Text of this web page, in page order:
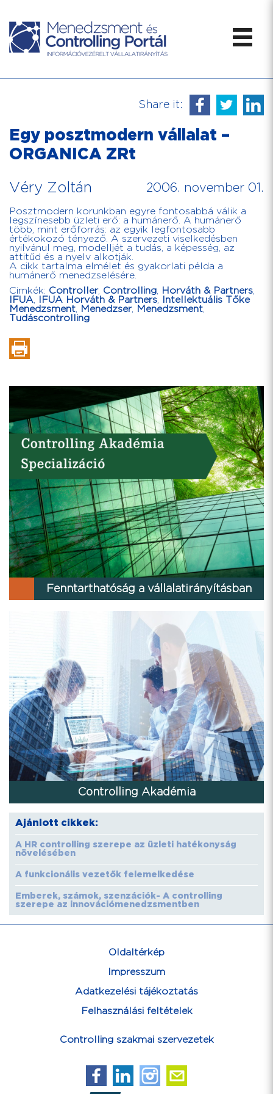
Share it:
Egy posztmodern vállalat –
ORGANICA ZRt
Véry Zoltán 2006. november 01.
Posztmodern korunkban egyre fontosabbá válik a
legszínesebb üzleti erő: a humánerő. A humánerő
több, mint erőforrás: az egyik legfontosabb
értékokozó tényező. A szervezeti viselkedésben
nyilvánul meg, modelljét a tudás, a képesség, az
attitűd és a nyelv alkotják.
A cikk tartalma elmélet és gyakorlati példa a
humánerő menedzselésére.
Cimkék: Controller, Controlling, Horváth & Partners,
IFUA, IFUA Horváth & Partners,
Intellektuális Tőke
Menedzsment, Menedzser, Menedzsment,
Tudáscontrolling
Fenntarthatóság a vállalatirányításban
Controlling Akadémia
Ajánlott cikkek:
A HR controlling szerepe az üzleti hatékonyság
növelésében
A funkcionális vezetők felemelkedése
Emberek, számok, szenzációk- A controlling
szerepe az innovációmenedzsmentben
Oldaltérkép
Impresszum
Adatkezelési tájékoztatás
Felhasználási feltételek
Controlling szakmai szervezetek